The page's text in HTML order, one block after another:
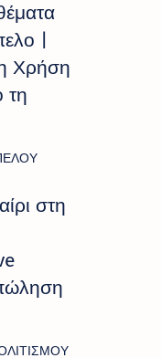
|
Χρήση
τη
στη